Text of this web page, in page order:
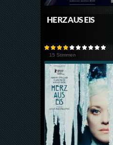
HERZ AUS EIS
15 Stimmen